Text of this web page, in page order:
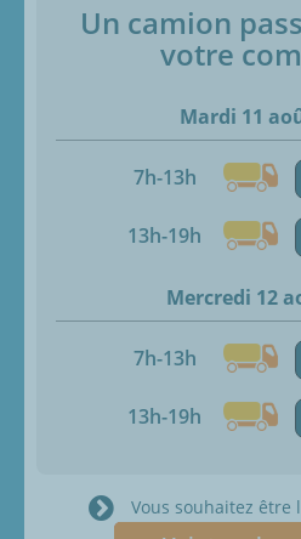
Un camion
votre
Mardi 11
7h-13h
13h-19h
Mercredi 12
7h-13h
13h-19h
Vous souhaitez être